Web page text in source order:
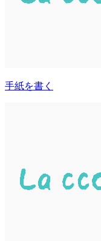
手紙を書く